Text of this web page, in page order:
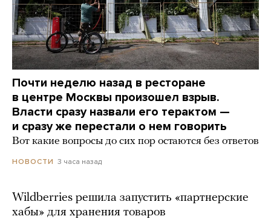
Почти неделю назад в ресторане
в центре Москвы произошел взрыв.
Власти сразу назвали его терактом —
и сразу же перестали о нем говорить
Вот какие вопросы до сих пор остаются без ответов
НОВОСТИ 3 часа назад
Wildberries решила запустить «партнерские
хабы» для хранения товаров